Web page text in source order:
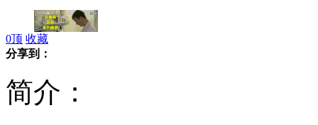
0顶 收藏
分享到：
简介：